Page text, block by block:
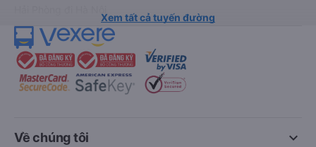
Xem tất cả tuyến đường
keyboard_arrow_down
Về chúng tôi